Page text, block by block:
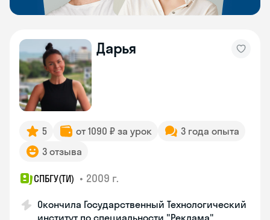
Дарья
5 от 1090 ₽ за урок
3 года опыта
3 отзыва
СПБГУ(ТИ) • 2009 г.
Окончила Государственный Технологический
институт по специальности "Реклама"